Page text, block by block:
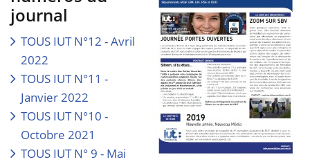
journal
TOUS IUT N°12 - Avril
2022
TOUS IUT N°11 -
Janvier 2022
TOUS IUT N°10 -
Octobre 2021
TOUS IUT N° 9 - Mai